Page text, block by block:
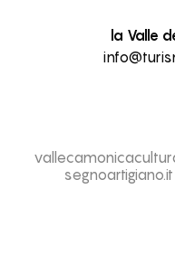
la Valle
segnoartigiano.it